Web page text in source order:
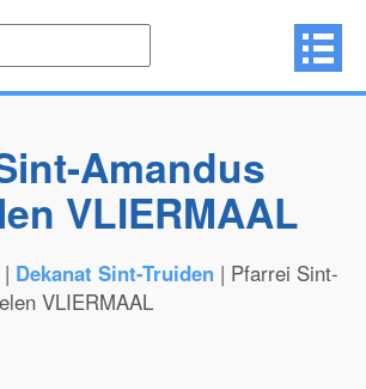
Amandus
VLIERMAAL
| Dekanat Sint-Truiden | Pfarrei Sint-
VLIERMAAL